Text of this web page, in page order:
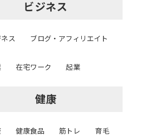
ビジネス
ス ブログ・アフィリエイト
在宅ワーク 起業
健康
健康食品 筋トレ 育毛